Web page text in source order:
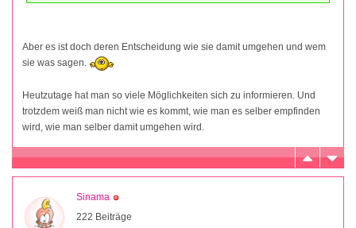
Aber es ist doch deren Entscheidung wie sie damit umgehen und wem
sie was sagen.
Heutzutage hat man so viele Möglichkeiten sich zu informieren. Und
trotzdem weiß man nicht wie es kommt, wie man es selber empfinden
wird, wie man selber damit umgehen wird.
Sinama
222 Beiträge